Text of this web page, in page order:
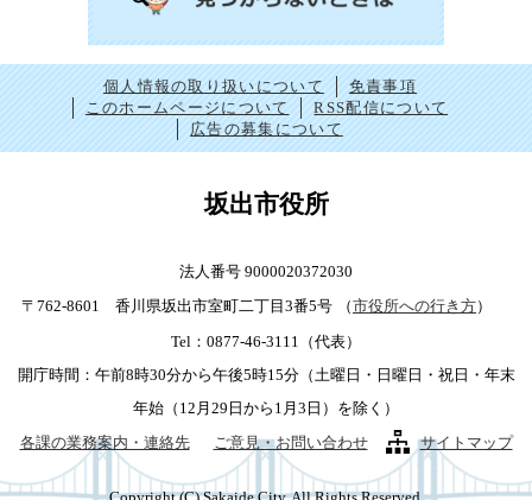
個人情報の取り扱いについて
免責事項
このホームページについて
RSS配信について
広告の募集について
坂出市役所
法人番号 9000020372030
〒762-8601 香川県坂出市室町二丁目3番5号
（市役所への行き方）
Tel：0877-46-3111（代表）
開庁時間：午前8時30分から午後5時15分（土曜日・日曜日・祝日・年末
年始（12月29日から1月3日）を除く）
各課の業務案内・連絡先
ご意見・お問い合わせ サイトマップ